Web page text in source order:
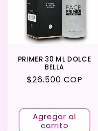
PRIMER 30 ML DOLCE
BELLA
Precio
$26.500 COP
Agregar al
carrito